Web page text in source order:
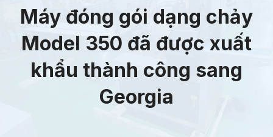
Máy đóng gói dạng chảy
Model 350 đã được xuất
khẩu thành công sang
Georgia